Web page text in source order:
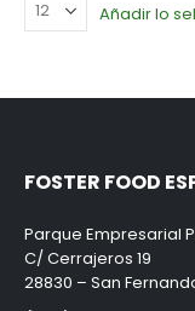
Añadir lo
FOSTER FOOD
Parque Empresarial
C/ Cerrajeros 19
28830 – San